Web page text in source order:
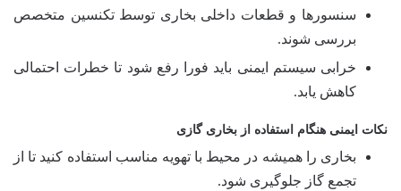
سنسورها و قطعات داخلی بخاری توسط تکنسین متخصص
بررسی شوند.
خرابی سیستم ایمنی باید فورا رفع شود تا خطرات احتمالی
کاهش یابد.
نکات ایمنی هنگام استفاده از بخاری گازی
بخاری را همیشه در محیط با تهویه مناسب استفاده کنید تا از
تجمع گاز جلوگیری شود.